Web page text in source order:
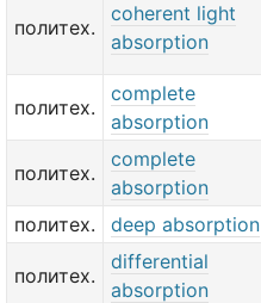
политех.
coherent light
absorption
политех.
complete
absorption
политех.
complete
absorption
политех. deep absorption
политех.
differential
absorption